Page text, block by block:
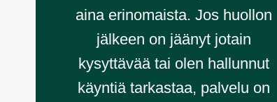
aina erinomaista. Jos huollon
jälkeen on jäänyt jotain
kysyttävää tai olen hallunnut
käyntiä tarkastaa, palvelu on